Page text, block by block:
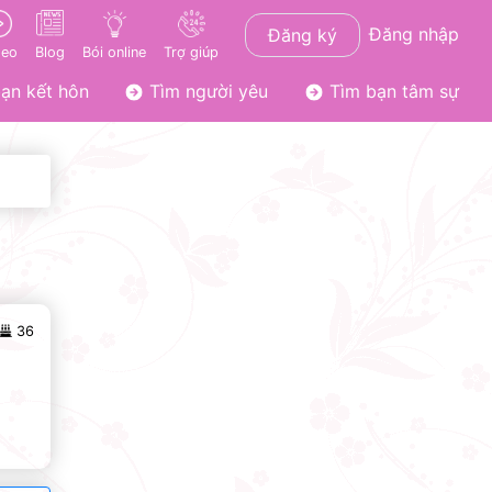
Blog Bói online Trợ giúp
Đăng ký Đăng nhập
kết hôn Tìm người yêu Tìm bạn tâm sự
36